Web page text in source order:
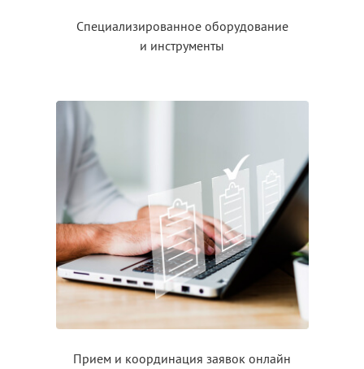
Специализированное оборудование
и инструменты
Прием и координация заявок онлайн